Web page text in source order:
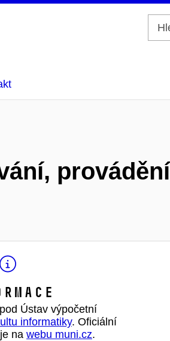
Ústav výpočetní
informatiky. Oficiální
na webu muni.cz.